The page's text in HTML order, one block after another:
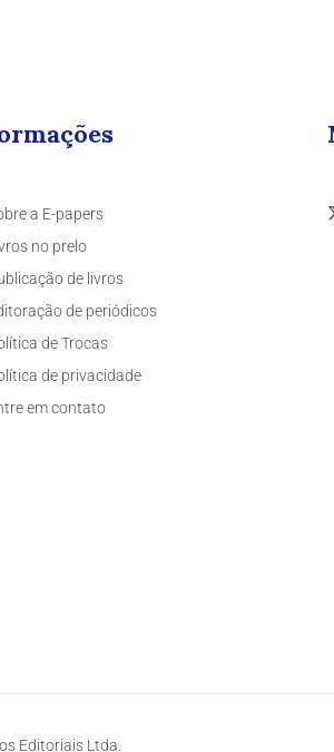
a E-papers
no prelo
de livros
de periódicos
de Trocas
de privacidade
em contato
Editoriais Ltda.